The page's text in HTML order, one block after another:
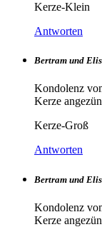
Kerze-Klein
Antworten
Bertram und
Kondolenz
Kerze
Kerze-Groß
Antworten
Bertram und
Kondolenz
Kerze